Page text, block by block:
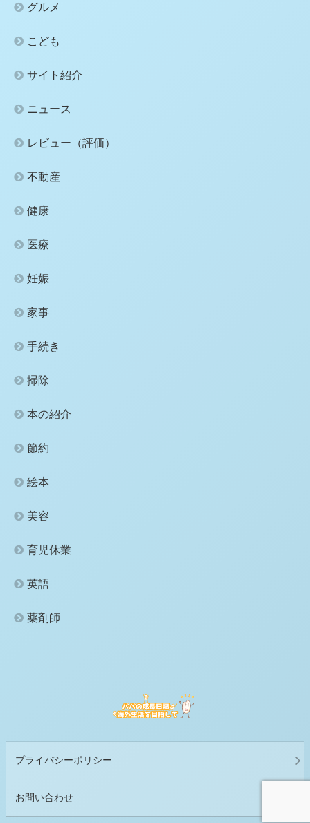
グルメ
こども
サイト紹介
ニュース
レビュー（評価）
不動産
健康
医療
妊娠
家事
手続き
掃除
本の紹介
節約
絵本
美容
育児休業
英語
薬剤師
プライバシーポリシー
お問い合わせ